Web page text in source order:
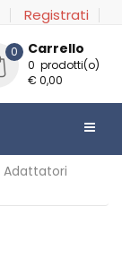
Registrati
0 Carrello
0 prodotti(o)
€ 0,00
Adattatori